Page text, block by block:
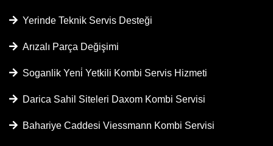
Yerinde Teknik Servis Desteği
Arızalı Parça Değişimi
Soganlik Yeni̇ Yetkili Kombi Servis Hizmeti
Darica Sahil Siteleri Daxom Kombi Servisi
Bahariye Caddesi Viessmann Kombi Servisi